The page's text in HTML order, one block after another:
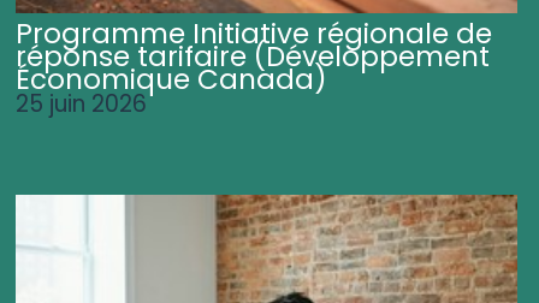
Programme Initiative régionale de
réponse tarifaire (Développement
Économique Canada)
25 juin 2026